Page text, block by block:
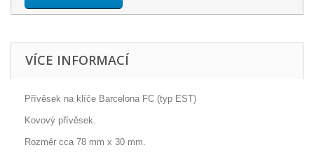
VÍCE INFORMACÍ
Přívěsek na klíče Barcelona FC (typ EST)
Kovový přívěsek.
Rozměr cca 78 mm x 30 mm.